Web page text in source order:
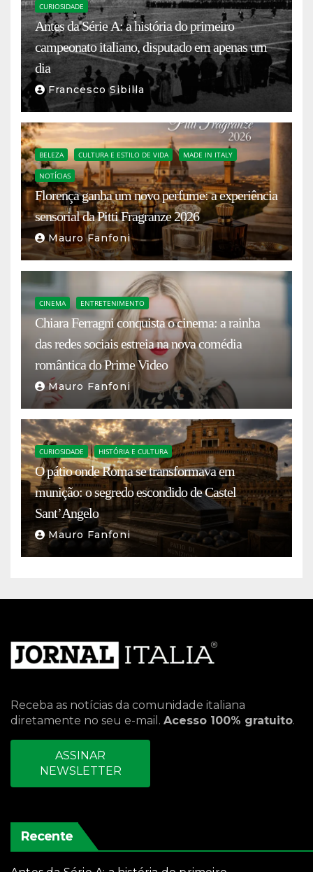
CURIOSIDADE
Antes da Série A: a história do primeiro
campeonato italiano, disputado em apenas um
dia
Francesco Sibilla
BELEZA CULTURA E ESTILO DE VIDA MADE IN ITALY
NOTÍCIAS
Florença ganha um novo perfume: a experiência
sensorial da Pitti Fragranze 2026
Mauro Fanfoni
CINEMA ENTRETENIMENTO
Chiara Ferragni conquista o cinema: a rainha
das redes sociais estreia na nova comédia
romântica do Prime Video
Mauro Fanfoni
CURIOSIDADE HISTÓRIA E CULTURA
O pátio onde Roma se transformava em
munição: o segredo escondido de Castel
Sant’Angelo
Mauro Fanfoni
Receba as notícias da comunidade italiana
diretamente no seu e-mail. Acesso 100% gratuito.
ASSINAR
NEWSLETTER
Recente